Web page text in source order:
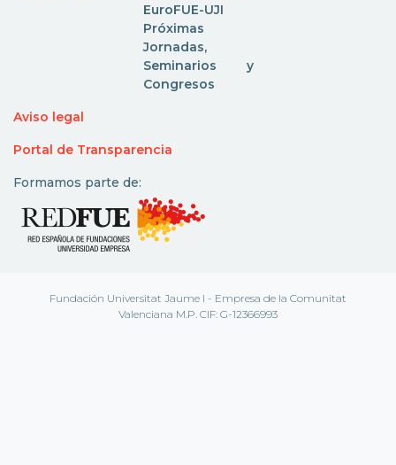
EuroFUE-UJI
Próximas
Jornadas,
Seminarios y
Congresos
Aviso legal
Portal de Transparencia
Formamos parte de:
Fundación Universitat Jaume I - Empresa de la Comunitat
Valenciana M.P. CIF: G-12366993